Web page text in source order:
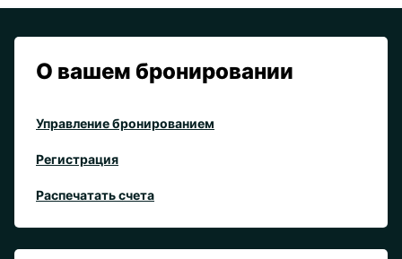
О вашем бронировании
Управление бронированием
Регистрация
Распечатать счета